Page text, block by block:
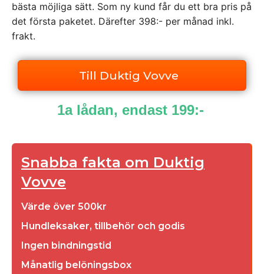
bästa möjliga sätt. Som ny kund får du ett bra pris på
det första paketet. Därefter 398:- per månad inkl.
frakt.
Till Duktig Vovve
1a lådan, endast 199:-
Snabba fakta om Duktig
Vovve
Värde över 500kr
Hundleksaker, tillbehör och godis
Ingen bindningstid
Månatlig belöningsbox